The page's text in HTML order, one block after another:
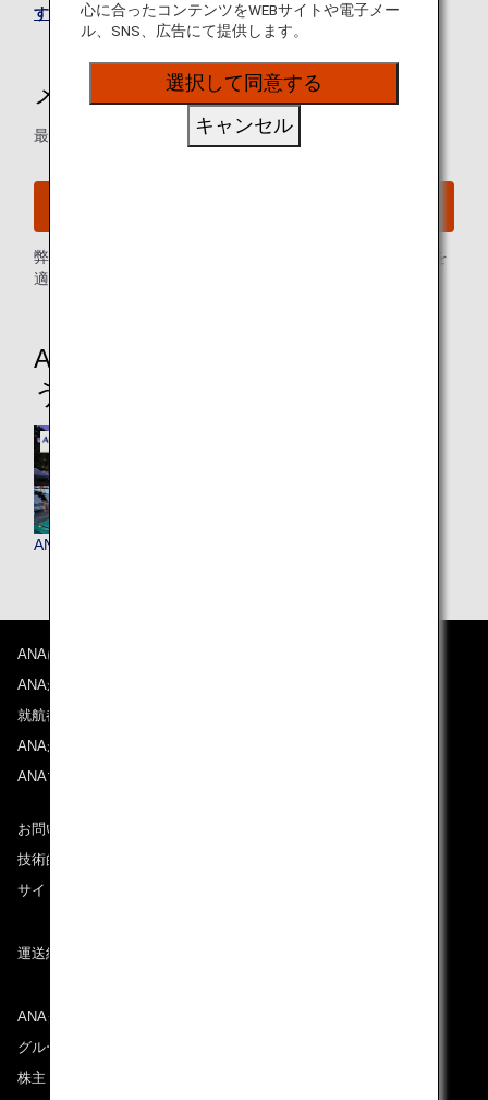
すべてのお知らせを見る
メールサービスのご案内
最新情報をメールでお知らせ
弊社
に従い、お客様の個人情報を
適切にお取り扱いいたします。
ANAワールドホテルでマイルを使
う・貯める
ANAワールドホテル
ANAについて
ANAからのお知らせ
就航都市
ANAがお約束する体験
ANAマイレージクラブ
お問い合わせ
技術的なお問い合わせ（推奨環境）
サイトマップ
運送約款
ANAグループについて
グループ企業一覧
株主・投資家情報
心に合ったコンテンツをWEBサイトや電子メー
ル、SNS、広告にて提供します。
選択して同意する
キャンセル